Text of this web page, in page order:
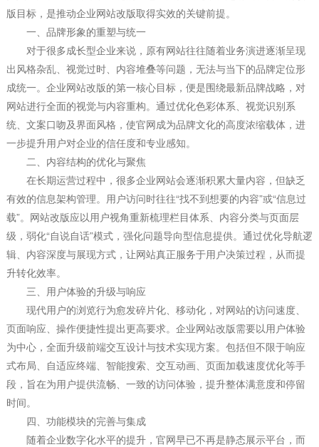
版目标，是推动企业网站改版取得实效的关键前提。
一、品牌形象的重塑与统一
对于很多成长型企业来说，原有网站往往随着业务演进逐渐呈现
出风格杂乱、视觉过时、内容堆叠等问题，无法与当下的品牌定位形
成统一。企业网站改版的第一核心目标，便是围绕最新品牌战略，对
网站进行全面的视觉与内容重构。通过优化色彩体系、视觉识别系
统、文案口吻及界面风格，使官网成为品牌文化的高度浓缩载体，进
一步提升用户对企业的信任度和专业感知。
二、内容结构的优化与聚焦
在长期运营过程中，很多企业网站会逐渐积累大量内容，但缺乏
有效的信息架构管理。用户访问时往往“找不到想要的内容”或“信息过
载”。网站改版应以用户视角重新梳理栏目体系、内容分类与页面层
级，弱化“自说自话”模式，强化问题导向型信息提供。通过优化导航逻
辑、内容深度与展现方式，让网站真正服务于用户决策过程，从而提
升转化效率。
三、用户体验的升级与响应
现代用户的浏览行为愈发碎片化、移动化，对网站的访问速度、
页面响应、操作便捷性提出更高要求。企业网站改版需要以用户体验
为中心，全面升级前端交互设计与技术实现方案。包括但不限于响应
式布局、自适应终端、智能搜索、交互动画、页面加载速度优化等手
段，旨在为用户提供流畅、一致的访问体验，提升整体满意度和停留
时间。
四、功能模块的完善与集成
随着企业数字化水平的提升，官网早已不再是静态展示平台，而